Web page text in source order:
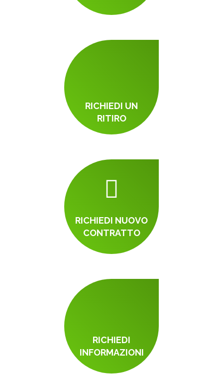
RICHIEDI UN
RITIRO
RICHIEDI NUOVO
CONTRATTO
RICHIEDI
INFORMAZIONI